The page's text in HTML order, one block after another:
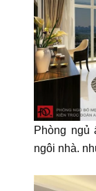
Phòng ngủ
ngôi nhà.